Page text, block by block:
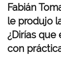
Fabián
le produjo
¿Dirías que
con